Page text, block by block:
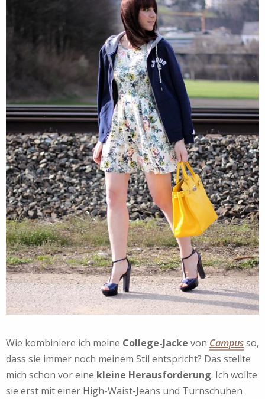
Wie kombiniere ich meine College-Jacke von Campusso,
dass sie immer noch meinem Stil entspricht? Das stellte
mich schon vor eine kleine Herausforderung. Ich wollte
sie erst mit einer High-Waist-Jeans und Turnschuhen